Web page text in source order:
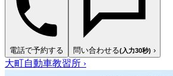
電話で予約する 問い合わせる(入力30秒) ›
大町自動車教習所 ›